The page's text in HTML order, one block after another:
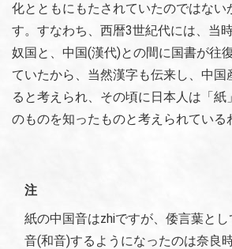
化とともにもたされていたのではない
す。すなわち、西暦3世紀代には、当
奴国と、中国(漢代)との間に国書が往
ていたから、当然漢字も伝来し、中国
ると考えられ、その頃に日本人は「紙
のものを知ったものと考えられている
注
紙の中国音はzhiですが、倭言葉と
音(和音)するようになったのは奈良